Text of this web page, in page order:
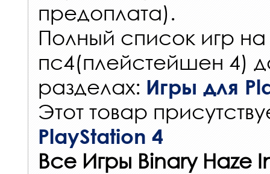
предоплата).
Полный список игр на
пс4(плейстейшен 4)
разделах: Игры для
Этот товар
PlayStation 4
Все Игры Binary Haze